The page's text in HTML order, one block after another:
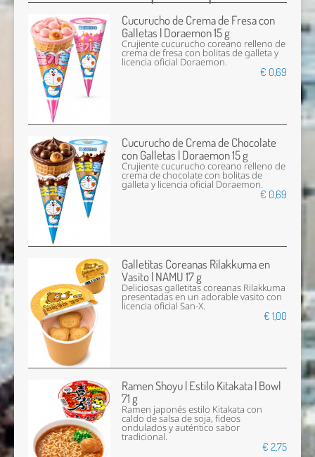
Cucurucho de Crema de Fresa con
Galletas | Doraemon 15 g
Crujiente cucurucho coreano relleno de
crema de fresa con bolitas de galleta y
licencia oficial Doraemon.
€ 0,69
Cucurucho de Crema de Chocolate
con Galletas | Doraemon 15 g
Crujiente cucurucho coreano relleno de
crema de chocolate con bolitas de
galleta y licencia oficial Doraemon.
€ 0,69
Galletitas Coreanas Rilakkuma en
Vasito | NAMU 17 g
Deliciosas galletitas coreanas Rilakkuma
presentadas en un adorable vasito con
licencia oficial San-X.
€ 1,00
Ramen Shoyu | Estilo Kitakata | Bowl
71 g
Ramen japonés estilo Kitakata con
caldo de salsa de soja, fideos
ondulados y auténtico sabor
tradicional.
€ 2,75
Email *
Comentario *
Enviar